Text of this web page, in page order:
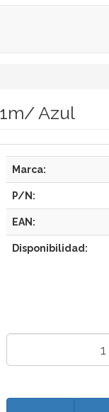
Azul
Marca:
P/N:
EAN:
Disponibilidad: